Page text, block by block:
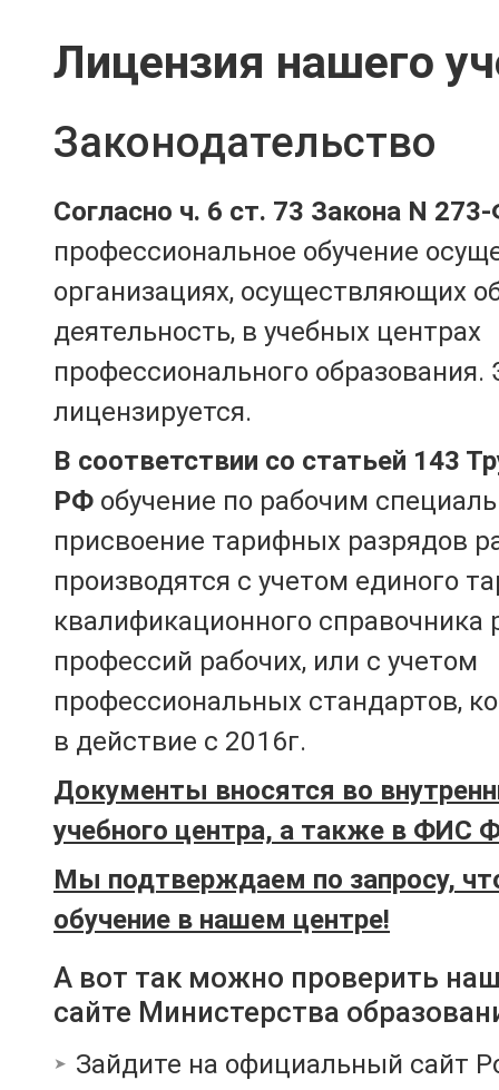
Лицензия нашего
Законодательство
Согласно ч. 6 ст. 73 Закона N
профессиональное обучение
организациях, осуществляющих
деятельность, в учебных центрах
профессионального образования.
лицензируется.
В соответствии со статьей 143
РФ обучение по рабочим
присвоение тарифных разрядов
производятся с учетом единого
квалификационного справочника
профессий рабочих, или с учетом
профессиональных стандартов,
в действие с 2016г.
Документы вносятся во
учебного центра, а также в ФИС
Мы подтверждаем по запросу,
обучение в нашем центре!
А вот так можно проверить
сайте Министерства
Зайдите на официальный сайт